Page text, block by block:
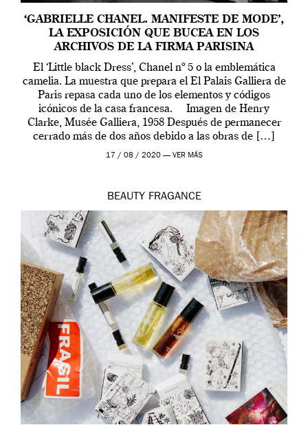
‘GABRIELLE CHANEL. MANIFESTE DE MODE’,
LA EXPOSICIÓN QUE BUCEA EN LOS
ARCHIVOS DE LA FIRMA PARISINA
El ‘Little black Dress’, Chanel nº 5 o la emblemática
camelia. La muestra que prepara el El Palais Galliera de
Paris repasa cada uno de los elementos y códigos
icónicos de la casa francesa. Imagen de Henry
Clarke, Musée Galliera, 1958 Después de permanecer
cerrado más de dos años debido a las obras de […]
17 / 08 / 2020 — VER MÁS
BEAUTY FRAGANCE